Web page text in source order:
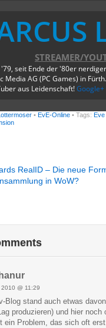
STREAMER/
'79, seit Ende der '80er
Media AG (PC Games) in
aus Leidenschaft!Google+
• EvE-Online • Tags: Eve
RealID – Die neue
in WoW?
2010 @ 11:29
Blog stand auch etwas
produzieren) und hier noch
ein Problem, das sich oft